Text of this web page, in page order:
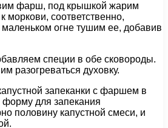
фарш, под крышкой жарим
моркови, соответственно,
маленьком огне тушим ее, добавив
специи в обе сковороды.
разогреваться духовку.
запеканки с фаршем в
для запекания
половину капустной смеси, и